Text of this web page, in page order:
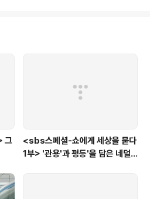
서울, 그리고 대한민국에서 무슨 의미
게도 '개발'과 '경제'라는 이름표만 달면 ..
그
<sbs스폐셜-쇼에게 세상을 묻다
1부> '관용'과 평등'을 담은 네덜